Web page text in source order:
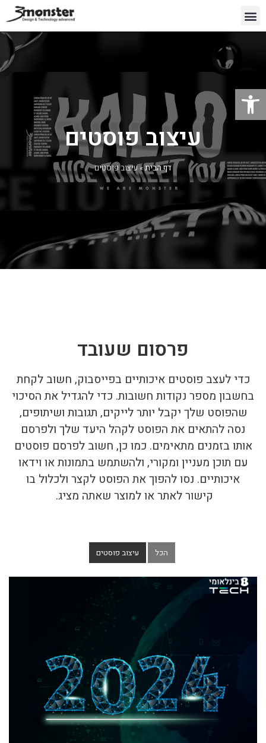
פתח סרגל נגישות
עיצוב פוסטים
דף הבית» עיצוב פוסטים
פרסום שעובד
כדי לעצב פוסטים איכותיים בפייסבוק, חשוב לקחת
בחשבון מספר נקודות חשובות. כדי להגדיל את הסיכוי
שהפוסט שלך יקבל יותר לייקים, תגובות ושיתופים,
נסה להתאים את הפוסט לקהל היעד שלך ולפרסם
אותו בזמנים מתאימים. כמו כן, חשוב לפרסם פוסטים
עם תוכן מעניין ומקורי, ולהשתמש בתמונות או וידאו
איכותיים. נסו להפוך את הפוסט לקצר ולכלול בו
קישור לאתר או למוצר שאתה מציג.
הכל עיצוב פוסטים